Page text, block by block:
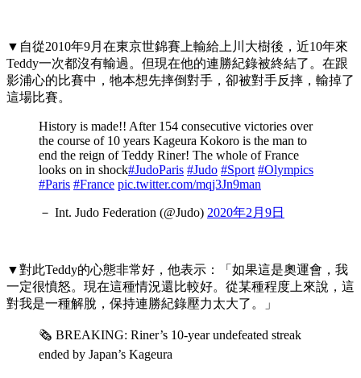
▼自從2010年9月在東京世錦賽上輸給上川大樹後，近10年來
Teddy一次都沒有輸過。但現在他的連勝紀錄被終結了。在跟
影浦心的比賽中，牠本想先摔倒對手，卻被對手反摔，輸掉了
這場比賽。
History is made!! After 154 consecutive victories over
the course of 10 years Kageura Kokoro is the man to
end the reign of Teddy Riner! The whole of France
looks on in shock#JudoParis #Judo #Sport #Olympics
#Paris #France pic.twitter.com/mqj3Jn9man
－ Int. Judo Federation (@Judo) 2020年2月9日
▼對此Teddy的心態非常好，他表示：「如果這是奧運會，我
一定很憤怒。現在這種情況還比較好。從某種程度上來說，這
對我是一種解脫，保持連勝紀錄壓力太大了。」
🗞️ BREAKING: Riner’s 10-year undefeated streak
ended by Japan’s Kageura